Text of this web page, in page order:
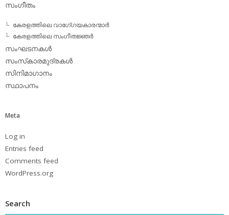
സംഗീതം
കേരളത്തിലെ വാഗേ്ഗയകാരന്മാര്‍
കേരളത്തിലെ സംഗീതജ്ഞര്‍
സംഘടനകള്‍
സംസ്‌കാരമുദ്രകള്‍
സിനിമാഗാനം
സ്ഥാപനം
Meta
Log in
Entries feed
Comments feed
WordPress.org
Search